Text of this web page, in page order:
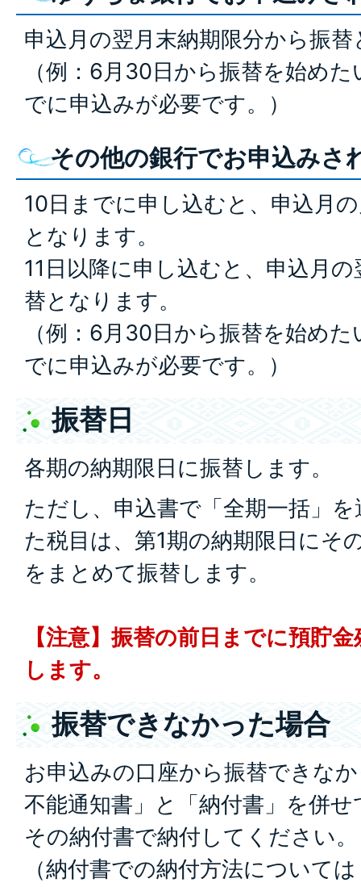
申込月の翌月末納期限分から振
（例：6月30日から振替を始め
でに申込みが必要です。）
その他の銀行でお申込みさ
10日までに申し込むと、申込月
となります。
11日以降に申し込むと、申込月
替となります。
（例：6月30日から振替を始め
でに申込みが必要です。）
振替日
各期の納期限日に振替します。
ただし、申込書で「全期一括」
た税目は、第1期の納期限日にそ
をまとめて振替します。
【注意】振替の前日までに預貯
します。
振替できなかった場合
お申込みの口座から振替できな
不能通知書」と「納付書」を併
その納付書で納付してください
（納付書での納付方法について